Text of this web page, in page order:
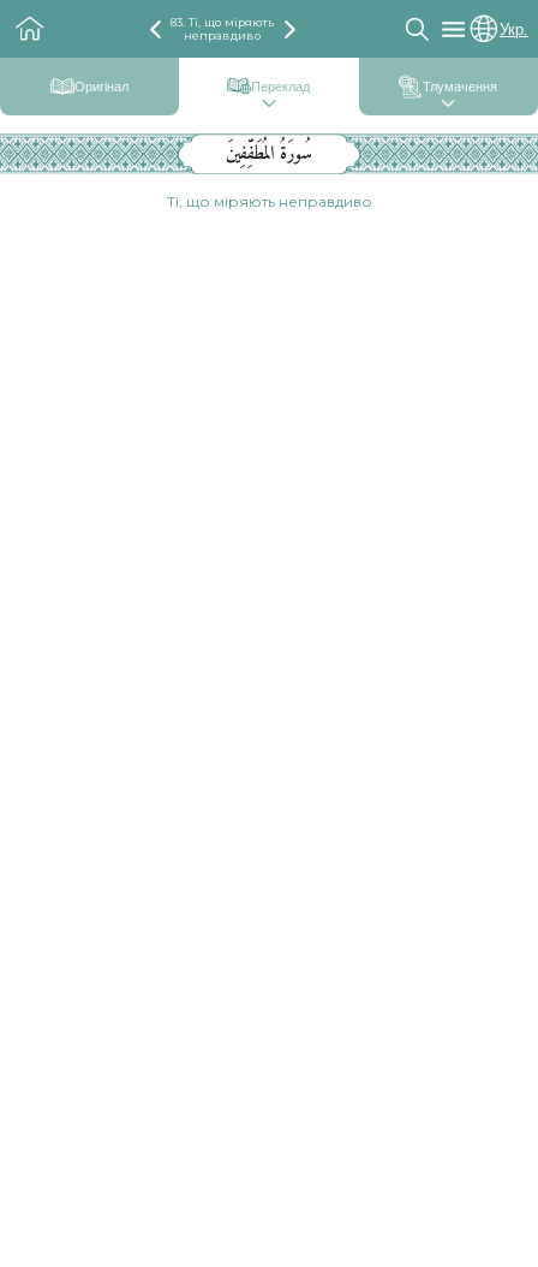
83. Ті, що міряють
неправдиво
Укр.
Оригінал Переклад Тлумачення
سُورَةُ المُطَفِّفِينَ
Ті, що міряють неправдиво